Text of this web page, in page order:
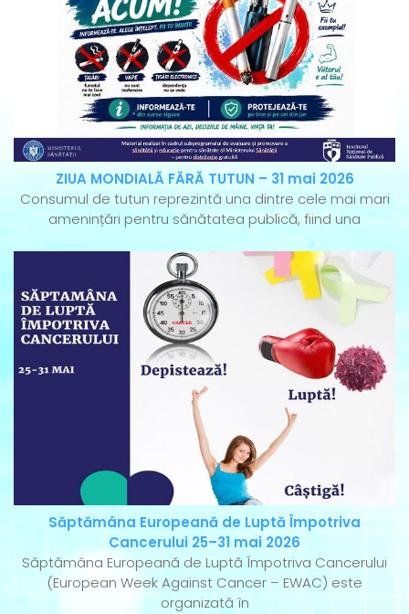
ZIUA MONDIALĂ FĂRĂ TUTUN – 31 mai 2026
Consumul de tutun reprezintă una dintre cele mai mari
amenințări pentru sănătatea publică, fiind una
Săptămâna Europeană de Luptă Împotriva
Cancerului 25–31 mai 2026
Săptămâna Europeană de Luptă Împotriva Cancerului
(European Week Against Cancer – EWAC) este
organizată în